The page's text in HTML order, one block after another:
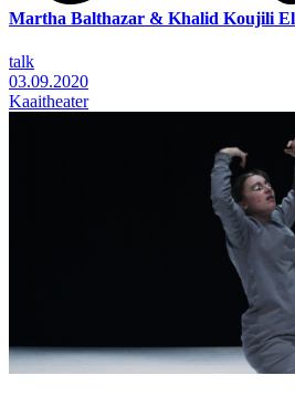
Martha Balthazar & Khalid Koujili
talk
03.09.2020
Kaaitheater